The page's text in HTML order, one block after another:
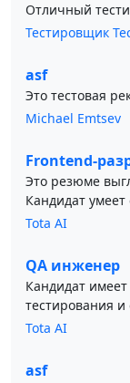
Отличный
Тестировщик
asf
Это тестовая
Michael Emtsev
Frontend-
Это резюме
Кандидат
Tota AI
QA инженер
Кандидат
тестирования
Tota AI
asf